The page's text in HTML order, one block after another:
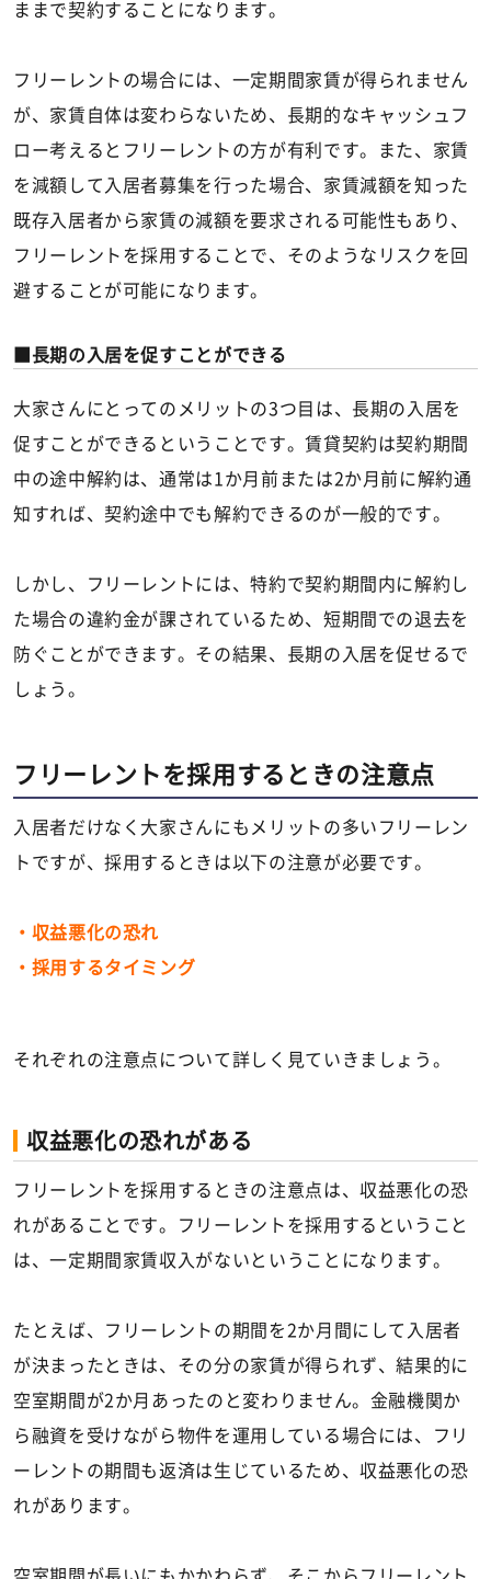
ままで契約することになります。
フリーレントの場合には、一定期間家賃が得られません
が、家賃自体は変わらないため、長期的なキャッシュフ
ロー考えるとフリーレントの方が有利です。また、家賃
を減額して入居者募集を行った場合、家賃減額を知った
既存入居者から家賃の減額を要求される可能性もあり、
フリーレントを採用することで、そのようなリスクを回
避することが可能になります。
長期の入居を促すことができる
大家さんにとってのメリットの3つ目は、長期の入居を
促すことができるということです。賃貸契約は契約期間
中の途中解約は、通常は1か月前または2か月前に解約通
知すれば、契約途中でも解約できるのが一般的です。
しかし、フリーレントには、特約で契約期間内に解約し
た場合の違約金が課されているため、短期間での退去を
防ぐことができます。その結果、長期の入居を促せるで
しょう。
フリーレントを採用するときの注意点
入居者だけなく大家さんにもメリットの多いフリーレン
トですが、採用するときは以下の注意が必要です。
・収益悪化の恐れ
・採用するタイミング
それぞれの注意点について詳しく見ていきましょう。
収益悪化の恐れがある
フリーレントを採用するときの注意点は、収益悪化の恐
れがあることです。フリーレントを採用するということ
は、一定期間家賃収入がないということになります。
たとえば、フリーレントの期間を2か月間にして入居者
が決まったときは、その分の家賃が得られず、結果的に
空室期間が2か月あったのと変わりません。金融機関か
ら融資を受けながら物件を運用している場合には、フリ
ーレントの期間も返済は生じているため、収益悪化の恐
れがあります。